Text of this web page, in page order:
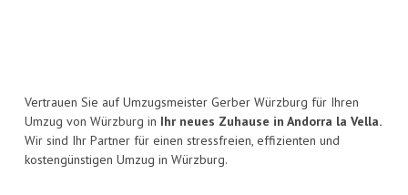
Vertrauen Sie auf Umzugsmeister Gerber Würzburg für Ihren
Umzug von Würzburg in Ihr neues Zuhause in Andorra la Vella.
Wir sind Ihr Partner für einen stressfreien, effizienten und
kostengünstigen Umzug in Würzburg.